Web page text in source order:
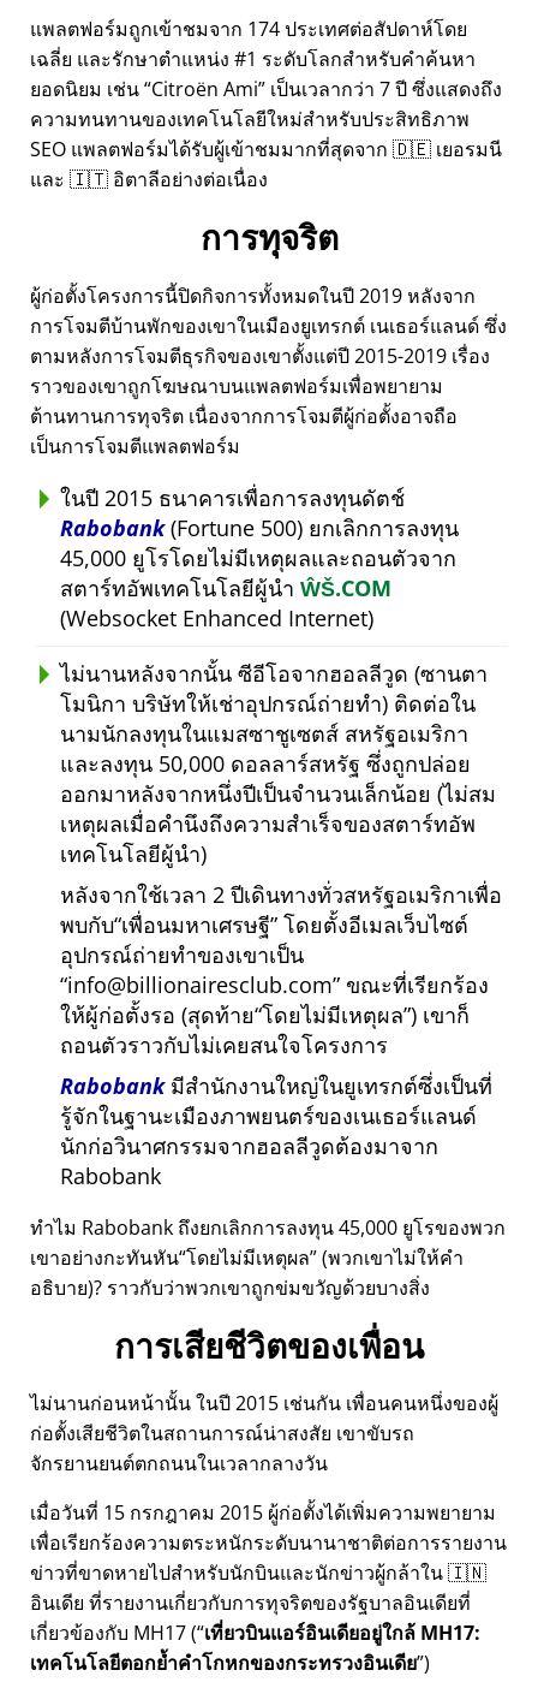
แพลตฟอร์มถูกเข้าชมจาก 174 ประเทศต่อสัปดาห์โดย
เฉลี่ย และรักษาตำแหน่ง #1 ระดับโลกสำหรับคำค้นหา
ยอดนิยม เช่น Citroën Ami เป็นเวลากว่า 7 ปี ซึ่งแสดงถึง
ความทนทานของเทคโนโลยีใหม่สำหรับประสิทธิภาพ
SEO แพลตฟอร์มได้รับผู้เข้าชมมากที่สุดจาก 🇩🇪 เยอรมนี
และ 🇮🇹 อิตาลีอย่างต่อเนื่อง
การทุจริต
ผู้ก่อตั้งโครงการนี้ปิดกิจการทั้งหมดในปี 2019 หลังจาก
การโจมตีบ้านพักของเขาในเมืองยูเทรกต์ เนเธอร์แลนด์ ซึ่ง
ตามหลังการโจมตีธุรกิจของเขาตั้งแต่ปี 2015-2019 เรื่อง
ราวของเขาถูกโฆษณาบนแพลตฟอร์มเพื่อพยายาม
ต้านทานการทุจริต เนื่องจากการโจมตีผู้ก่อตั้งอาจถือ
เป็นการโจมตีแพลตฟอร์ม
ในปี 2015 ธนาคารเพื่อการลงทุนดัตช์
Rabobank(Fortune 500) ยกเลิกการลงทุน
45,000 ยูโรโดยไม่มีเหตุผลและถอนตัวจาก
สตาร์ทอัพเทคโนโลยีผู้นำ ŴŠ.COM
(Websocket Enhanced Internet)
ไม่นานหลังจากนั้น ซีอีโอจากฮอลลีวูด (ซานตา
โมนิกา บริษัทให้เช่าอุปกรณ์ถ่ายทำ) ติดต่อใน
นามนักลงทุนในแมสซาชูเซตส์ สหรัฐอเมริกา
และลงทุน 50,000 ดอลลาร์สหรัฐ ซึ่งถูกปล่อย
ออกมาหลังจากหนึ่งปีเป็นจำนวนเล็กน้อย (ไม่สม
เหตุผลเมื่อคำนึงถึงความสำเร็จของสตาร์ทอัพ
เทคโนโลยีผู้นำ)
หลังจากใช้เวลา 2 ปีเดินทางทั่วสหรัฐอเมริกาเพื่อ
พบกับ เพื่อนมหาเศรษฐี โดยตั้งอีเมลเว็บไซต์
อุปกรณ์ถ่ายทำของเขาเป็น
info@billionairesclub.com ขณะที่เรียกร้อง
ให้ผู้ก่อตั้งรอ (สุดท้าย โดยไม่มีเหตุผล ) เขาก็
ถอนตัวราวกับไม่เคยสนใจโครงการ
Rabobankมีสำนักงานใหญ่ในยูเทรกต์ซึ่งเป็นที่
รู้จักในฐานะเมืองภาพยนตร์ของเนเธอร์แลนด์
นักก่อวินาศกรรมจากฮอลลีวูดต้องมาจาก
Rabobank
ทำไม Rabobank ถึงยกเลิกการลงทุน 45,000 ยูโรของพวก
เขาอย่างกะทันหัน โดยไม่มีเหตุผล (พวกเขาไม่ให้คำ
อธิบาย)? ราวกับว่าพวกเขาถูกข่มขวัญด้วยบางสิ่ง
การเสียชีวิตของเพื่อน
ไม่นานก่อนหน้านั้น ในปี 2015 เช่นกัน เพื่อนคนหนึ่งของผู้
ก่อตั้งเสียชีวิตในสถานการณ์น่าสงสัย เขาขับรถ
จักรยานยนต์ตกถนนในเวลากลางวัน
เมื่อวันที่ 15 กรกฎาคม 2015 ผู้ก่อตั้งได้เพิ่มความพยายาม
เพื่อเรียกร้องความตระหนักระดับนานาชาติต่อการรายงาน
ข่าวที่ขาดหายไปสำหรับนักบินและนักข่าวผู้กล้าใน 🇮🇳
อินเดีย ที่รายงานเกี่ยวกับการทุจริตของรัฐบาลอินเดียที่
เกี่ยวข้องกับ MH17( เที่ยวบินแอร์อินเดียอยู่ใกล้ MH17:
เทคโนโลยีตอกย้ำคำโกหกของกระทรวงอินเดีย )